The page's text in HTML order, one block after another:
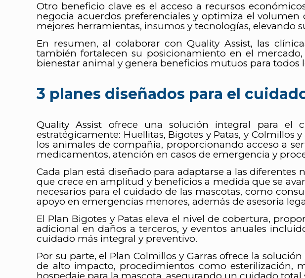
Otro beneficio clave es el acceso a recursos
negocia acuerdos preferenciales y optimiza el
mejores herramientas, insumos y tecnologías, elevando
En resumen, al colaborar con Quality Assist, las
también fortalecen su posicionamiento en el
bienestar animal y genera beneficios mutuos para todos
3 planes diseñados para el
Quality Assist ofrece una solución integral para el
estratégicamente: Huellitas, Bigotes y Patas, y Colmillos
los animales de compañía, proporcionando acceso a
medicamentos, atención en casos de emergencia y
Cada plan está diseñado para adaptarse a las
que crece en amplitud y beneficios a medida que se
necesarios para el cuidado de las mascotas, como
apoyo en emergencias menores, además de asesoría
El Plan Bigotes y Patas eleva el nivel de cobertura,
adicional en daños a terceros, y eventos anuales
cuidado más integral y preventivo.
Por su parte, el Plan Colmillos y Garras ofrece la
de alto impacto, procedimientos como esterilización,